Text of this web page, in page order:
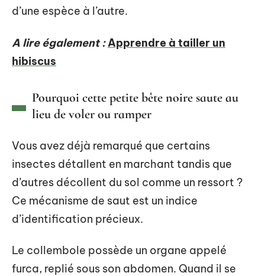
d’une espèce à l’autre.
A lire également : Apprendre à tailler un
hibiscus
Pourquoi cette petite bête noire saute au
lieu de voler ou ramper
Vous avez déjà remarqué que certains
insectes détallent en marchant tandis que
d’autres décollent du sol comme un ressort ?
Ce mécanisme de saut est un indice
d’identification précieux.
Le collembole possède un organe appelé
furca, replié sous son abdomen. Quand il se